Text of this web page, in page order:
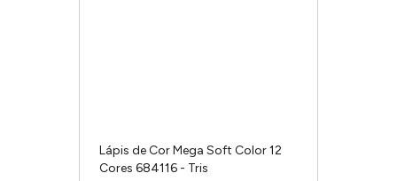
Lápis de Cor Mega Soft Color 12
Cores 684116 - Tris